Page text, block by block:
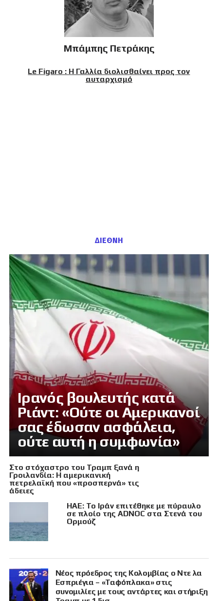
Μπάμπης Πετράκης
Le Figaro : Η Γαλλία διολισθαίνει προς τον
αυταρχισμό
ΔΙΕΘΝΗ
Ιρανός βουλευτής κατά
Ριάντ: «Ούτε οι Αμερικανοί
σας έδωσαν ασφάλεια,
ούτε αυτή η συμφωνία»
Στο στόχαστρο του Τραμπ ξανά η
Γροιλανδία: Η αμερικανική
πετρελαϊκή που «προσπερνά» τις
άδειες
ΗΑΕ: Το Ιράν επιτέθηκε με πύραυλο
σε πλοίο της ADNOC στα Στενά του
Ορμούζ
Νέος πρόεδρος της Κολομβίας ο Ντε λα
Εσπριέγια – «Ταφόπλακα» στις
συνομιλίες με τους αντάρτες και στήριξη